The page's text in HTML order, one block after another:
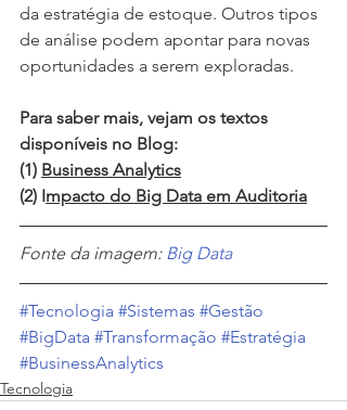
da estratégia de estoque. Outros tipos
de análise podem apontar para novas
oportunidades a serem exploradas.
Para saber mais, vejam os textos
disponíveis no Blog:
(1) Business Analytics
(2) Impacto do Big Data em Auditoria
Fonte da imagem: Big Data
#Tecnologia #Sistemas #Gestão
#BigData #Transformação #Estratégia
#BusinessAnalytics
Tecnologia